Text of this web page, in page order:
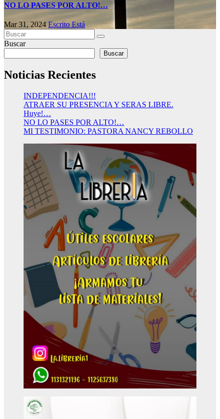
NO LO PASES POR ALTO!…
Mar 31, 2024Escrito Está
Buscar
Buscar
Noticias Recientes
INDEPENDENCIA!!!
ATRAER SU PRESENCIA Y SERAS LIBRE.
Huye!…
NO LO PASES POR ALTO!…
MI TESTIMONIO: PASTORA NANCY REBOLLO